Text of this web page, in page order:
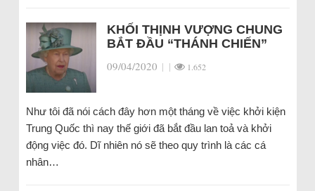
KHỐI THỊNH VƯỢNG CHUNG
BẮT ĐẦU “THÁNH CHIẾN”
09/04/2020 | | 1.652
Như tôi đã nói cách đây hơn một tháng về việc khởi kiện
Trung Quốc thì nay thế giới đã bắt đầu lan toả và khởi
động việc đó. Dĩ nhiên nó sẽ theo quy trình là các cá
nhân…